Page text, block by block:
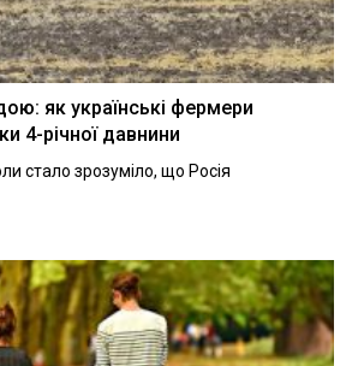
як українські фермери
4-річної давнини
стало зрозуміло, що Росія